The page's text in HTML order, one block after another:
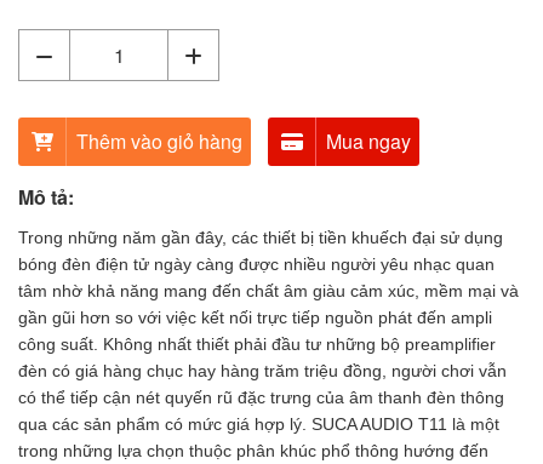
Thêm vào giỏ hàng
Mua ngay
Mô tả:
Trong những năm gần đây, các thiết bị tiền khuếch đại sử dụng
bóng đèn điện tử ngày càng được nhiều người yêu nhạc quan
tâm nhờ khả năng mang đến chất âm giàu cảm xúc, mềm mại và
gần gũi hơn so với việc kết nối trực tiếp nguồn phát đến ampli
công suất. Không nhất thiết phải đầu tư những bộ preamplifier
đèn có giá hàng chục hay hàng trăm triệu đồng, người chơi vẫn
có thể tiếp cận nét quyến rũ đặc trưng của âm thanh đèn thông
qua các sản phẩm có mức giá hợp lý. SUCA AUDIO T11 là một
trong những lựa chọn thuộc phân khúc phổ thông hướng đến